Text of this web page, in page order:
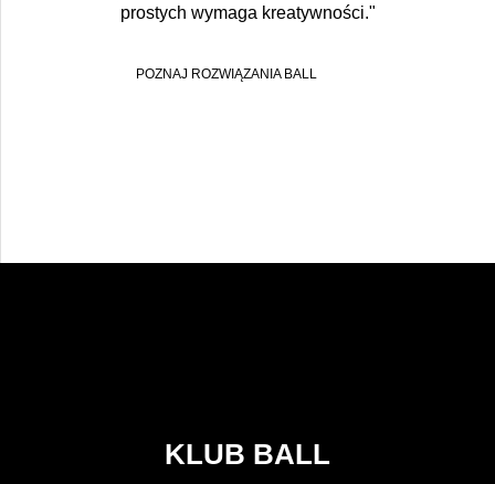
prostych wymaga kreatywności."
POZNAJ ROZWIĄZANIA BALL
KLUB BALL